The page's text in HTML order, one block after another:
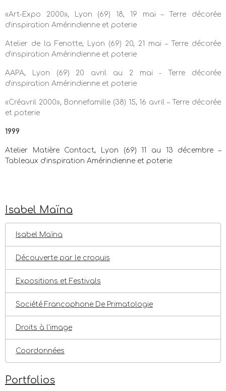
«Art-Expo 2000», Lyon (69) 18, 19 mai – Terre décorée
d’inspiration Amérindienne et poterie
Atelier de la Fenotte, Lyon (69) 20, 21 mai – Terre décorée
d’inspiration Amérindienne et poterie
AAPA, Lyon (69) 20 avril au 2 mai - Terre décorée
d’inspiration Amérindienne et poterie
«Créavril 2000», Bonnefamille (38) 15, 16 avril – Terre décorée
et poterie
1999
Atelier Matière Contact, Lyon (69) 11 au 13 décembre –
Tableaux d’inspiration Amérindienne et poterie
Isabel Maïna
Isabel Maïna
Découverte par le croquis
Expositions et Festivals
Société Francophone De Primatologie
Droits à l'image
Coordonnées
Portfolios